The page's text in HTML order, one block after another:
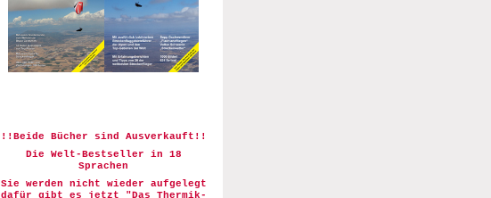
!!Beide Bücher sind Ausverkauft!!
Die Welt-Bestseller in 18
Sprachen
Sie werden nicht wieder aufgelegt
dafür gibt es jetzt "Das Thermik-